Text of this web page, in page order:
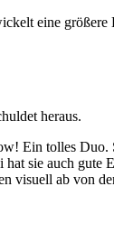
eine
heraus.
Ein tolles
sie auch gute
visuell ab von